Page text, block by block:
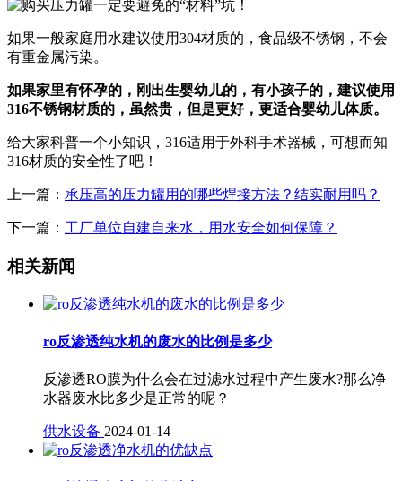
如果一般家庭用水建议使用304材质的，食品级不锈钢，不会
有重金属污染。
如果家里有怀孕的，刚出生婴幼儿的，有小孩子的，建议使用
316不锈钢材质的，虽然贵，但是更好，更适合婴幼儿体质。
给大家科普一个小知识，316适用于外科手术器械，可想而知
316材质的安全性了吧！
上一篇： 承压高的压力罐用的哪些焊接方法？结实耐用吗？
下一篇： 工厂单位自建自来水，用水安全如何保障？
相关新闻
ro反渗透纯水机的废水的比例是多少
反渗透RO膜为什么会在过滤水过程中产生废水?那么净
水器废水比多少是正常的呢？
供水设备 2024-01-14